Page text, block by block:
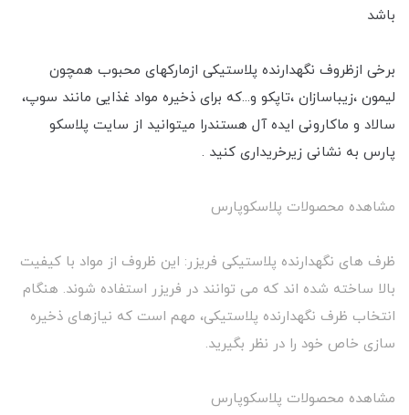
باشد
برخی ازظروف نگهدارنده پلاستیکی ازمارکهای محبوب همچون
لیمون ،زیباسازان ،تاپکو و...که برای ذخیره مواد غذایی مانند سوپ،
سالاد و ماکارونی ایده آل هستندرا میتوانید از سایت پلاسکو
پارس به نشانی زیرخریداری کنید .
مشاهده محصولات پلاسکوپارس
ظرف های نگهدارنده پلاستیکی فریزر: این ظروف از مواد با کیفیت
بالا ساخته شده اند که می توانند در فریزر استفاده شوند. هنگام
انتخاب ظرف نگهدارنده پلاستیکی، مهم است که نیازهای ذخیره
سازی خاص خود را در نظر بگیرید.
مشاهده محصولات پلاسکوپارس